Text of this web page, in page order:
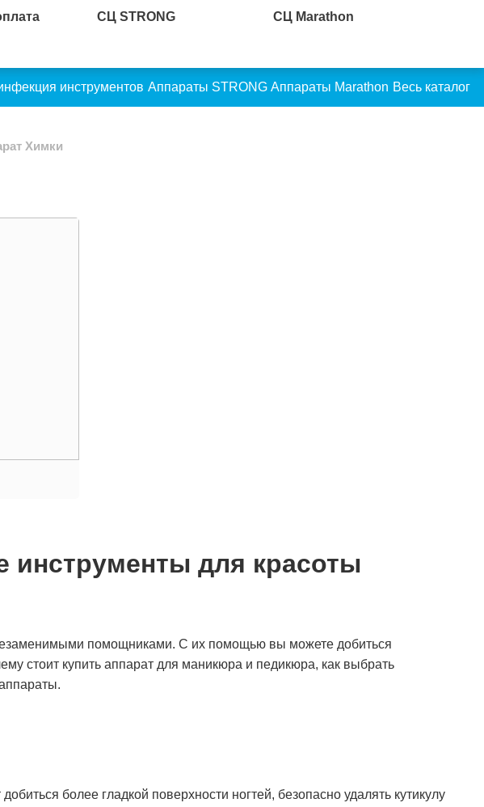
СЦ STRONG СЦ Marathon
инструментов Аппараты STRONG Аппараты Marathon Весь каталог
Химки
для красоты
помощниками. С их помощью вы можете добиться
стоит купить аппарат для маникюра и педикюра, как выбрать
более гладкой поверхности ногтей, безопасно удалять кутикулу